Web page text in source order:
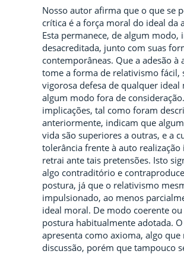
Nosso autor afirma que o que se
crítica é a força moral do ideal da
Esta permanece, de algum
desacreditada, junto com suas
contemporâneas. Que a adesão à
tome a forma de relativismo fácil,
vigorosa defesa de qualquer ideal
algum modo fora de
implicações, tal como foram
anteriormente, indicam que
vida são superiores a outras, e a
tolerância frente à auto
retrai ante tais pretensões. Isto
algo contraditório e
postura, já que o relativismo
impulsionado, ao menos
ideal moral. De modo coerente ou
postura habitualmente adotada.
apresenta como axioma, algo que
discussão, porém que tampouco